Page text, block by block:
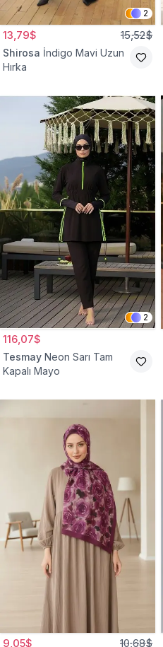
2
13,79$ 15,52$
Shirosa İndigo Mavi Uzun
Hırka
2
116,07$
Tesmay Neon Sarı Tam
Kapalı Mayo
9,05$ 10,68$